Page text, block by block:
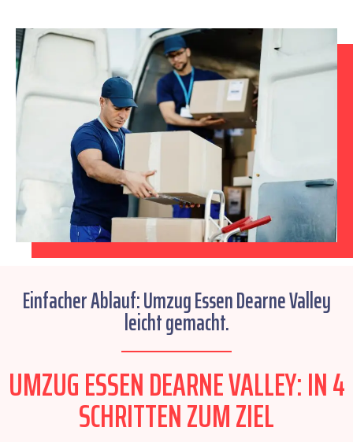
Einfacher Ablauf: Umzug Essen Dearne Valley
leicht gemacht.
UMZUG ESSEN DEARNE VALLEY: IN 4
SCHRITTEN ZUM ZIEL